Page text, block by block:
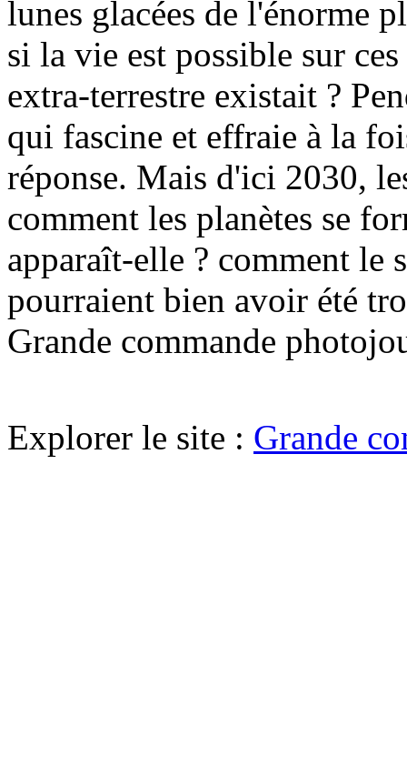
lunes glacées de l'énorme
si la vie est possible sur
extra-terrestre existait ?
qui fascine et effraie à la
réponse. Mais d'ici 2030,
comment les planètes se
apparaît-elle ? comment le
pourraient bien avoir été
Grande commande
Explorer le site : Grande